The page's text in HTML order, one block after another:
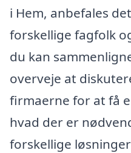
i Hem, anbefales
forskellige fagfolk
du kan
overveje at
firmaerne for at få
hvad der er
forskellige